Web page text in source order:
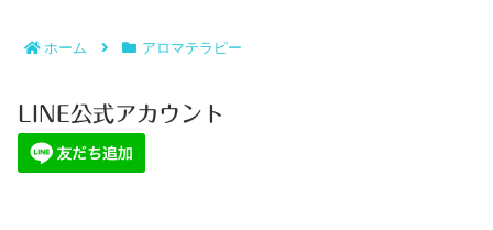
ホーム アロマテラピー
LINE公式アカウント